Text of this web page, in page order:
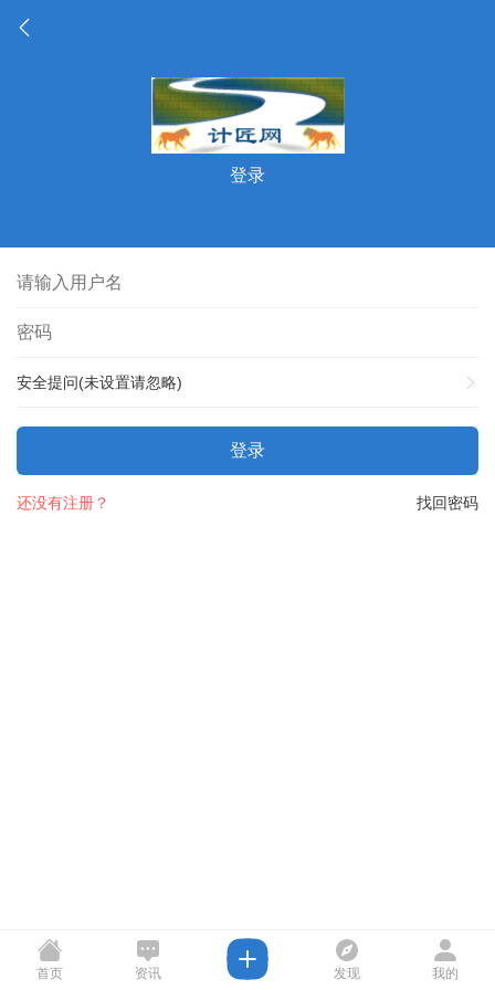
登录
安全提问(未设置请忽略)
登录
找回密码
还没有注册？
首页 资讯 发现 我的